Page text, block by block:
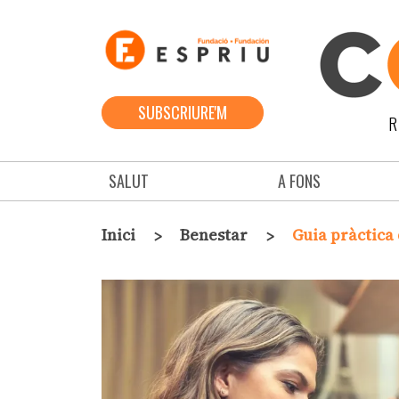
SUBSCRIURE'M
Navegació principal
SALUT A FONS
Fil d'ariadna
Inici Benestar Guia